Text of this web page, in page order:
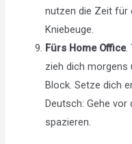
nutzen die Zeit für
Kniebeuge.
Fürs Home Office.
zieh dich morgens
Block. Setze dich
Deutsch: Gehe vor
spazieren.